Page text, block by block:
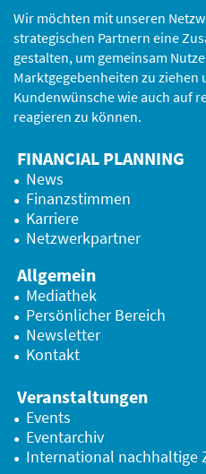
Wir möchten mit unseren
strategischen Partnern eine
gestalten, um gemeinsam
Marktgegebenheiten zu ziehen
Kundenwünsche wie auch auf
reagieren zu können.
FINANCIAL PLANNING
News
Finanzstimmen
Karriere
Netzwerkpartner
Allgemein
Mediathek
Persönlicher Bereich
Newsletter
Kontakt
Veranstaltungen
Events
Eventarchiv
International nachhaltige